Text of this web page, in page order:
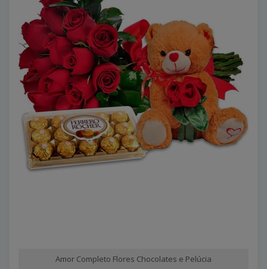
Amor Completo Flores Chocolates e Pelúcia